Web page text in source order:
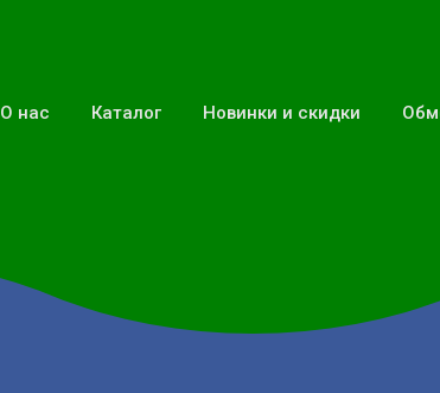
О нас Каталог Новинки и скидки